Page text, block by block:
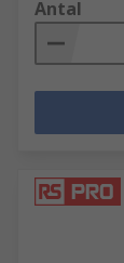
Antal